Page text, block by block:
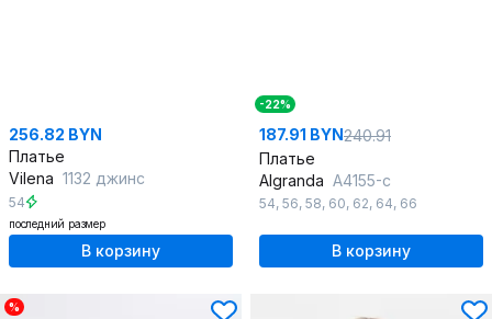
256.82 BYN
Платье
Vilena 1132 джинс
54
последний размер
В корзину
-22%
187.91 BYN240.91
Платье
Algranda А4155-с
54, 56, 58, 60, 62, 64, 66
В корзину
%